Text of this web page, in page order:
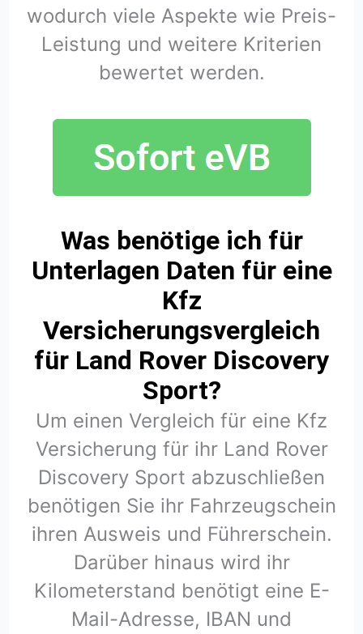
wodurch viele Aspekte wie Preis-
Leistung und weitere Kriterien
bewertet werden.
Was benötige ich für
Unterlagen Daten für eine
Kfz
Versicherungsvergleich
für Land Rover Discovery
Sport?
Um einen Vergleich für eine Kfz
Versicherung für ihr Land Rover
Discovery Sport abzuschließen
benötigen Sie ihr Fahrzeugschein
ihren Ausweis und Führerschein.
Darüber hinaus wird ihr
Kilometerstand benötigt eine E-
Mail-Adresse, IBAN und